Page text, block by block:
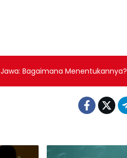
Bagaimana Menentukannya?